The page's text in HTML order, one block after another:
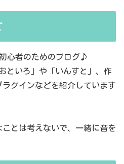
心者のためのブログ♪
といろ」や「いんすと」、作
グインなどを紹介しています
とは考えないで、一緒に音を